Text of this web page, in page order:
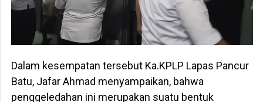
Dalam kesempatan tersebut Ka.KPLP Lapas Pancur
Batu, Jafar Ahmad menyampaikan, bahwa
penggeledahan ini merupakan suatu bentuk